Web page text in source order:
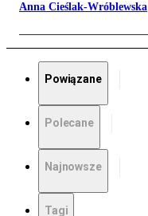
Anna Cieślak-Wróblewska
Powiązane
Polecane
Najnowsze
Tagi